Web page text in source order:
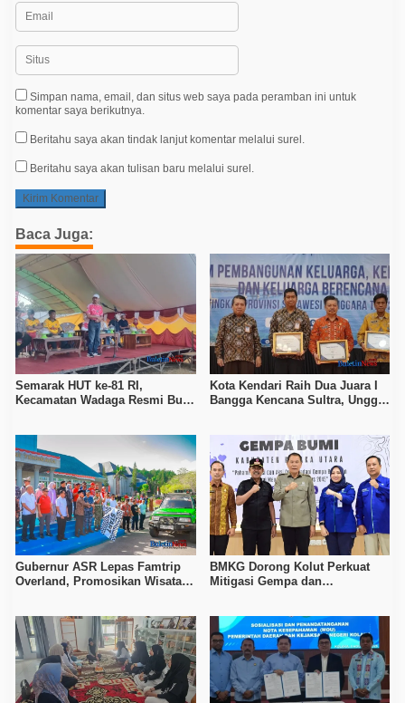
Simpan nama, email, dan situs web saya pada peramban ini untuk
komentar saya berikutnya.
Beritahu saya akan tindak lanjut komentar melalui surel.
Beritahu saya akan tulisan baru melalui surel.
Baca Juga:
Semarak HUT ke-81 RI,
Kecamatan Wadaga Resmi Buka
Kota Kendari Raih Dua Juara I
Bangga Kencana Sultra, Unggul
Gubernur ASR Lepas Famtrip
Overland, Promosikan Wisata
BMKG Dorong Kolut Perkuat
Mitigasi Gempa dan